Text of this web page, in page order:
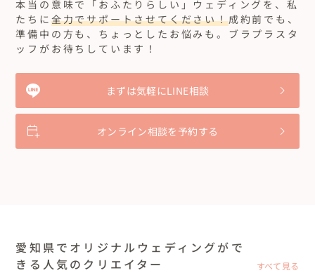
本当の意味で「おふたりらしい」ウェディングを、私
たちに 全力でサポートさせてください！成約前でも、
準備中の方も、ちょっとしたお悩みも。ブラプラスタ
ッフがお待ちしています！
まずは気軽にLINE相談
オンライン相談を予約する
愛知県でオリジナルウェディングがで
きる人気のクリエイター
すべて見る